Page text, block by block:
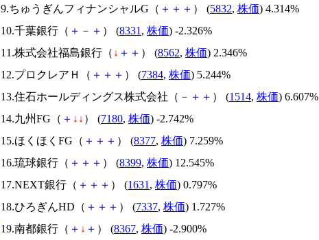
9.ちゅうぎんフィナンシャルG（ ＋ ＋ ＋ ） (5832, 株価) 4.314%
10.千葉銀行（ ＋ － ＋ ） (8331 , 株価) -2.326%
11.株式会社福島銀行（ ↓ ＋ ＋ ） (8562, 株価) 2.346%
12.プロクレアＨ（ ＋ ＋ ＋ ） (7384, 株価) 5.244%
13.住石ホールディングス株式会社（ － ＋ ＋ ） (1514, 株価) 6.607%
14.九州FG（ ＋ ↓ ↓ ） (7180, 株価) -2.742%
15.ほくほくFG（ ＋ ＋ ＋ ） (8377, 株価) 7.259%
16.琉球銀行（ ＋ ＋ ＋ ） (8399, 株価) 12.545%
17.NEXT銀行（ ＋ ＋ ＋ ） (1631 , 株価) 0.797%
18.ひろぎんHD（ ＋ ＋ ＋ ） (7337, 株価) 1.727%
19.南都銀行（ ＋ ↓ ＋ ） (8367, 株価) -2.900%